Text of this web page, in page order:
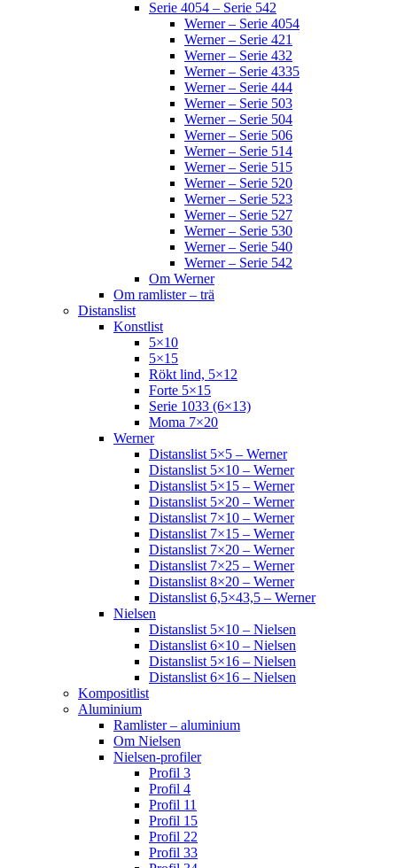
Serie 4054 – Serie 542
Werner – Serie 4054
Werner – Serie 421
Werner – Serie 432
Werner – Serie 4335
Werner – Serie 444
Werner – Serie 503
Werner – Serie 504
Werner – Serie 506
Werner – Serie 514
Werner – Serie 515
Werner – Serie 520
Werner – Serie 523
Werner – Serie 527
Werner – Serie 530
Werner – Serie 540
Werner – Serie 542
Om Werner
Om ramlister – trä
Distanslist
Konstlist
5×10
5×15
Rökt lind, 5×12
Forte 5×15
Serie 1033 (6×13)
Moma 7×20
Werner
Distanslist 5×5 – Werner
Distanslist 5×10 – Werner
Distanslist 5×15 – Werner
Distanslist 5×20 – Werner
Distanslist 7×10 – Werner
Distanslist 7×15 – Werner
Distanslist 7×20 – Werner
Distanslist 7×25 – Werner
Distanslist 8×20 – Werner
Distanslist 6,5×43,5 – Werner
Nielsen
Distanslist 5×10 – Nielsen
Distanslist 6×10 – Nielsen
Distanslist 5×16 – Nielsen
Distanslist 6×16 – Nielsen
Kompositlist
Aluminium
Ramlister – aluminium
Om Nielsen
Nielsen-profiler
Profil 3
Profil 4
Profil 11
Profil 15
Profil 22
Profil 33